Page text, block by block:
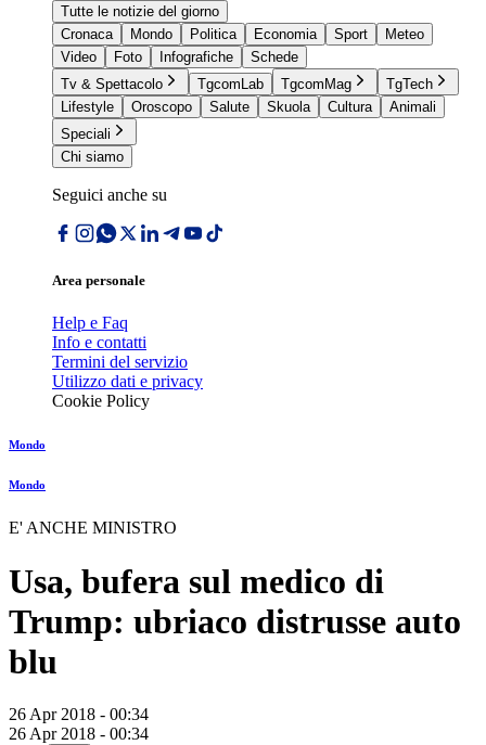
Tutte le notizie del giorno
Cronaca
Mondo Politica Economia Sport
Meteo
Video
Foto Infografiche
Schede
Tv & Spettacolo
TgcomLab TgcomMag
TgTech
Lifestyle
Oroscopo Salute Skuola Cultura
Animali
Speciali
Chi siamo
Seguici anche su
Area personale
Help e Faq
Info e contatti
Termini del servizio
Utilizzo dati e privacy
Cookie Policy
Mondo
Mondo
E' ANCHE MINISTRO
Usa, bufera sul medico di
Trump: ubriaco distrusse auto
blu
26 Apr 2018 - 00:34
26 Apr 2018 - 00:34